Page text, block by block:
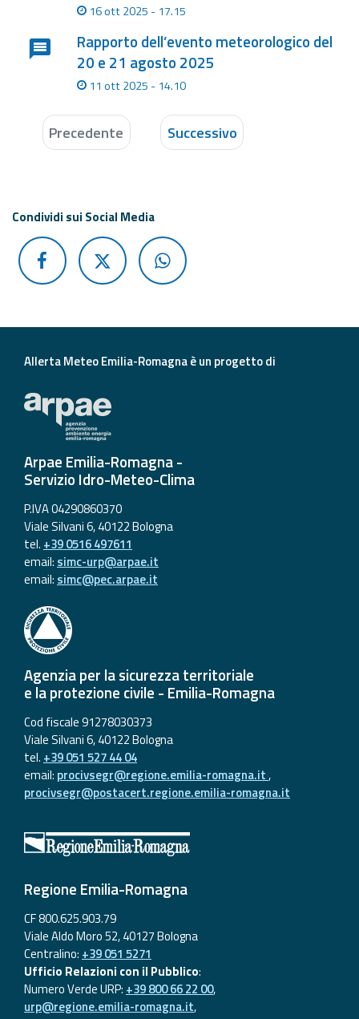
16 ott 2025 - 17.15
Rapporto dell’evento meteorologico del
20 e 21 agosto 2025
11 ott 2025 - 14.10
Precedente Successivo
Condividi sui Social Media
Allerta Meteo Emilia-Romagna è un progetto di
Arpae Emilia-Romagna -
Servizio Idro-Meteo-Clima
P.IVA 04290860370
Viale Silvani 6, 40122 Bologna
tel. +39 0516 497611
email: simc-urp@arpae.it
email: simc@pec.arpae.it
Agenzia per la sicurezza territoriale
e la protezione civile - Emilia-Romagna
Cod fiscale 91278030373
Viale Silvani 6, 40122 Bologna
tel. +39 051 527 44 04
email: procivsegr@regione.emilia-romagna.it,
procivsegr@postacert.regione.emilia-romagna.it
Regione Emilia-Romagna
CF 800.625.903.79
Viale Aldo Moro 52, 40127 Bologna
Centralino: +39 051 5271
Ufficio Relazioni con il Pubblico:
Numero Verde URP: +39 800 66 22 00,
urp@regione.emilia-romagna.it,